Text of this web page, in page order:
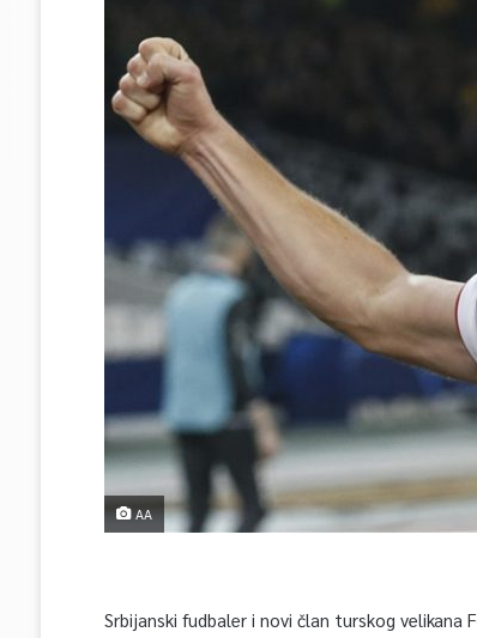
AA
Srbijanski fudbaler i novi član turskog velikana